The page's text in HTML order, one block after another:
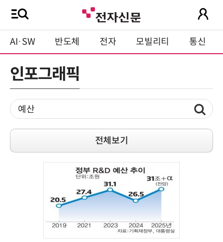
AI·SW 반도체 전자 모빌리티 통신
인포그래픽
전체보기